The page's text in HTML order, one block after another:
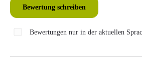
Bewertung schreiben
Bewertungen nur in der aktuellen